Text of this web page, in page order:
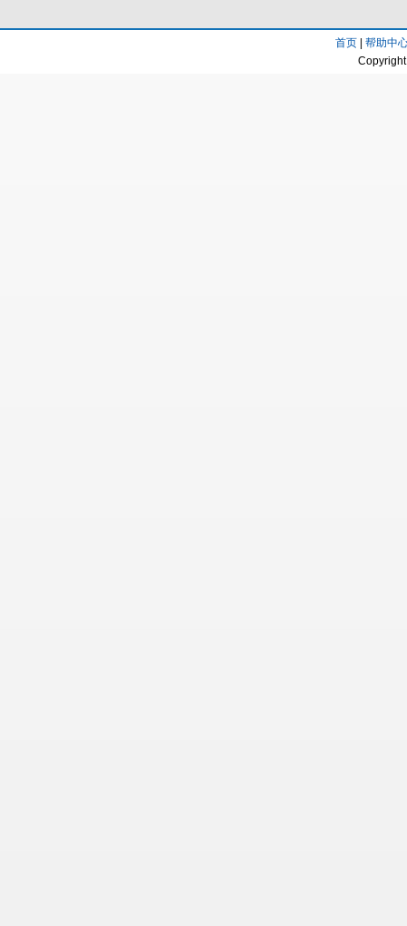
首页| 帮助中